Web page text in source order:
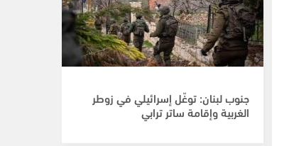
جنوب لبنان: توغّل إسرائيلي في زوطر
الغربية وإقامة ساتر ترابي